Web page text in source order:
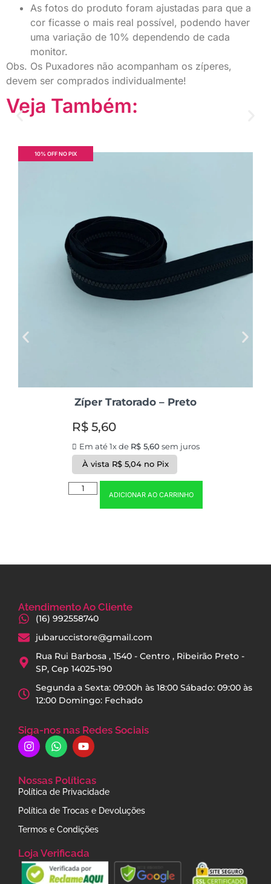
As fotos do produto foram ajustadas para que a
cor ficasse o mais real possível, podendo haver
uma variação de 10% dependendo de cada
monitor.
Obs. Os Puxadores não acompanham os zíperes,
devem ser comprados individualmente!
Veja Também:
10% OFF NO PIX
Zíper Tratorado – Preto
R$5,60
Em até 1x de R$5,60 sem juros
À vista R$ 5,04 no Pix
ADICIONAR AO CARRINHO
Atendimento Ao Cliente
(16) 992558740
jubaruccistore@gmail.com
Rua Rui Barbosa , 1540 - Centro , Ribeirão Preto -
SP, Cep 14025-190
Segunda a Sexta: 09:00h às 18:00 Sábado: 09:00 às
12:00 Domingo: Fechado
Siga-nos nas Redes Sociais
Nossas Políticas
Política de Privacidade
Política de Trocas e Devoluções
Termos e Condições
Loja Verificada